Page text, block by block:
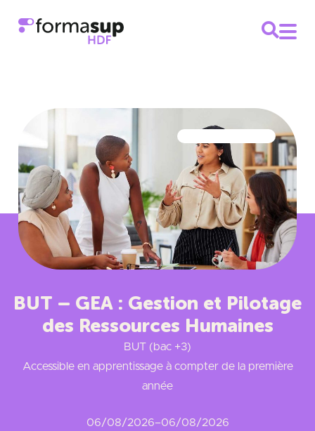
BUT – GEA : Gestion et Pilotage
des Ressources Humaines
BUT (bac +3)
Accessible en apprentissage à compter de la première
année
06/08/2026–06/08/2026